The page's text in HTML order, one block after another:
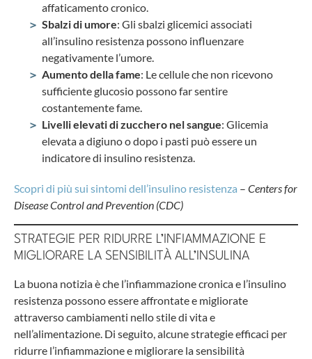
affaticamento cronico.
Sbalzi di umore: Gli sbalzi glicemici associati
all’insulino resistenza possono influenzare
negativamente l’umore.
Aumento della fame: Le cellule che non ricevono
sufficiente glucosio possono far sentire
costantemente fame.
Livelli elevati di zucchero nel sangue: Glicemia
elevata a digiuno o dopo i pasti può essere un
indicatore di insulino resistenza.
Scopri di più sui sintomi dell’insulino resistenza – Centers for
Disease Control and Prevention (CDC)
STRATEGIE PER RIDURRE L’INFIAMMAZIONE E
MIGLIORARE LA SENSIBILITÀ ALL’INSULINA
La buona notizia è che l’infiammazione cronica e l’insulino
resistenza possono essere affrontate e migliorate
attraverso cambiamenti nello stile di vita e
nell’alimentazione. Di seguito, alcune strategie efficaci per
ridurre l’infiammazione e migliorare la sensibilità